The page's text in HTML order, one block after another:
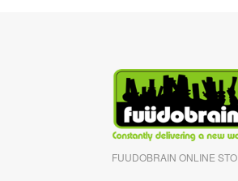
FUUDOBRAIN ONLINE